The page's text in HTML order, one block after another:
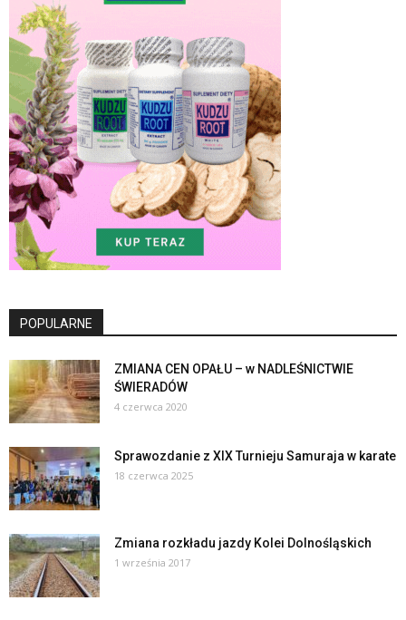
POPULARNE
ZMIANA CEN OPAŁU – w NADLEŚNICTWIE
ŚWIERADÓW
4 czerwca 2020
Sprawozdanie z XIX Turnieju Samuraja w karate
18 czerwca 2025
Zmiana rozkładu jazdy Kolei Dolnośląskich
1 września 2017